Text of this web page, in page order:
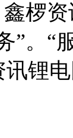
椤
”。“
锂